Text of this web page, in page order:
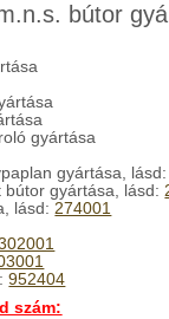
bútor
gyártása
gyártása,
bútor gyártása, lásd:
lásd:274001
952404
szám: